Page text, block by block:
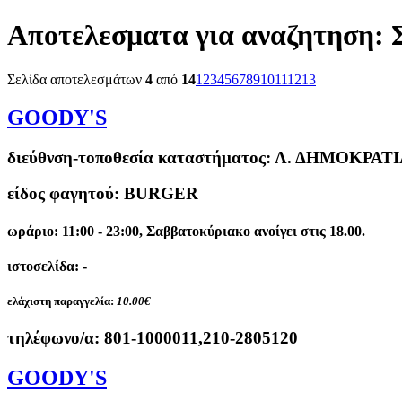
Αποτελεσματα για αναζητηση:
Σελίδα αποτελεσμάτων 4 από 141 2345678910111213
GOODY'S
διεύθνση-τοποθεσία καταστήματος: Λ.
είδος φαγητού: BURGER
ωράριο: 11:00 - 23:00, Σαββατοκύριακο ανοίγει στις 18.00.
ιστοσελίδα: -
ελάχιστη παραγγελία: 10.00€
τηλέφωνο/α: 801-1000011,210-2805120
GOODY'S